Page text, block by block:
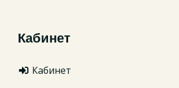
Кабинет
Кабинет